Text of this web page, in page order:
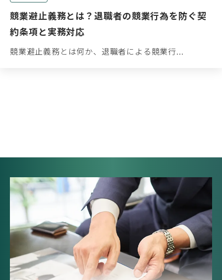
競業避止義務とは？退職者の競業行為を防ぐ契
約条項と実務対応
競業避止義務とは何か、退職者による競業行...